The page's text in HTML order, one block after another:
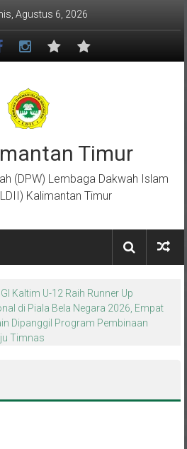
Agustus 6, 2026
Timur
(DPW) Lembaga Dakwah Islam
Kalimantan Timur
Generasi Muda Berkarakter Luhur
Perkemahan Makroman Indah
CAI ke-47